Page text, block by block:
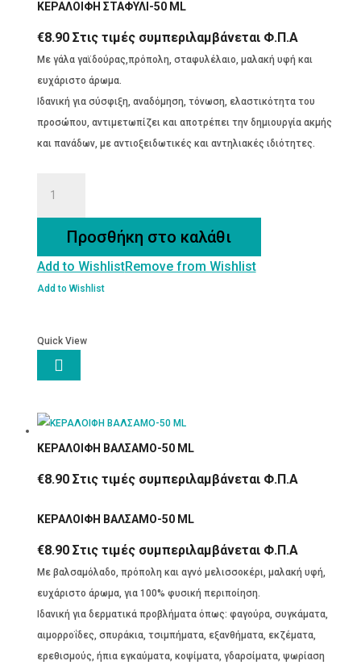
ΚΕΡΑΛΟΙΦΗ ΣΤΑΦΥΛΙ-50 ML
€8.90 Στις τιμές συμπεριλαμβάνεται Φ.Π.Α
Με γάλα γαϊδούρας,πρόπολη, σταφυλέλαιο, μαλακή υφή και
ευχάριστο άρωμα.
Ιδανική για σύσφιξη, αναδόμηση, τόνωση, ελαστικότητα του
προσώπου, αντιμετωπίζει και αποτρέπει την δημιουργία ακμής
και πανάδων, με αντιοξειδωτικές και αντηλιακές ιδιότητες.
ποσότηταΠροσθήκη στο καλάθι
Add to WishlistRemove from Wishlist
Add to Wishlist
Quick View

ΚΕΡΑΛΟΙΦΗ ΒΑΛΣΑΜΟ-50 ML
€8.90 Στις τιμές συμπεριλαμβάνεται Φ.Π.Α
ΚΕΡΑΛΟΙΦΗ ΒΑΛΣΑΜΟ-50 ML
€8.90 Στις τιμές συμπεριλαμβάνεται Φ.Π.Α
Με βαλσαμόλαδο, πρόπολη και αγνό μελισσοκέρι, μαλακή υφή,
ευχάριστο άρωμα, για 100% φυσική περιποίηση.
Ιδανική για δερματικά προβλήματα όπως: φαγούρα, συγκάματα,
αιμορροΐδες, σπυράκια, τσιμπήματα, εξανθήματα, εκζέματα,
ερεθισμούς, ήπια εγκαύματα, κοψίματα, γδαρσίματα, ψωρίαση